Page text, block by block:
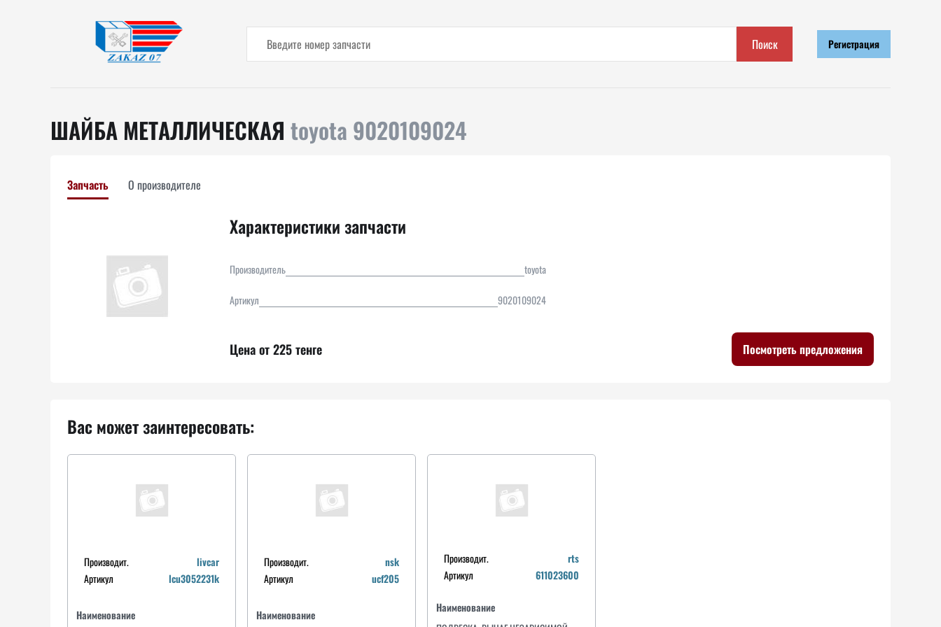
Поиск Регистрация
ШАЙБА МЕТАЛЛИЧЕСКАЯ toyota 9020109024
Запчасть О производителе
Характеристики запчасти
Производитель toyota
Артикул 9020109024
Цена от 225 тенге Посмотреть предложения
Вас может заинтересовать:
Производит.
livcar
Артикул
lcu3052231k
Наименование
Производит.
nsk
Артикул
ucf205
Наименование
Производит.
rts
Артикул
611023600
Наименование